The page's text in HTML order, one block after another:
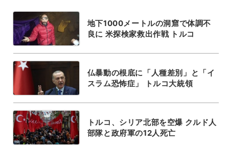
地下1000メートルの洞窟で体調不
良に 米探検家救出作戦 トルコ
仏暴動の根底に「人種差別」と「イ
スラム恐怖症」 トルコ大統領
トルコ、シリア北部を空爆 クルド人
部隊と政府軍の12人死亡